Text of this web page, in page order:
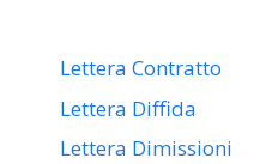
Lettera Contratto
Lettera Diffida
Lettera Dimissioni